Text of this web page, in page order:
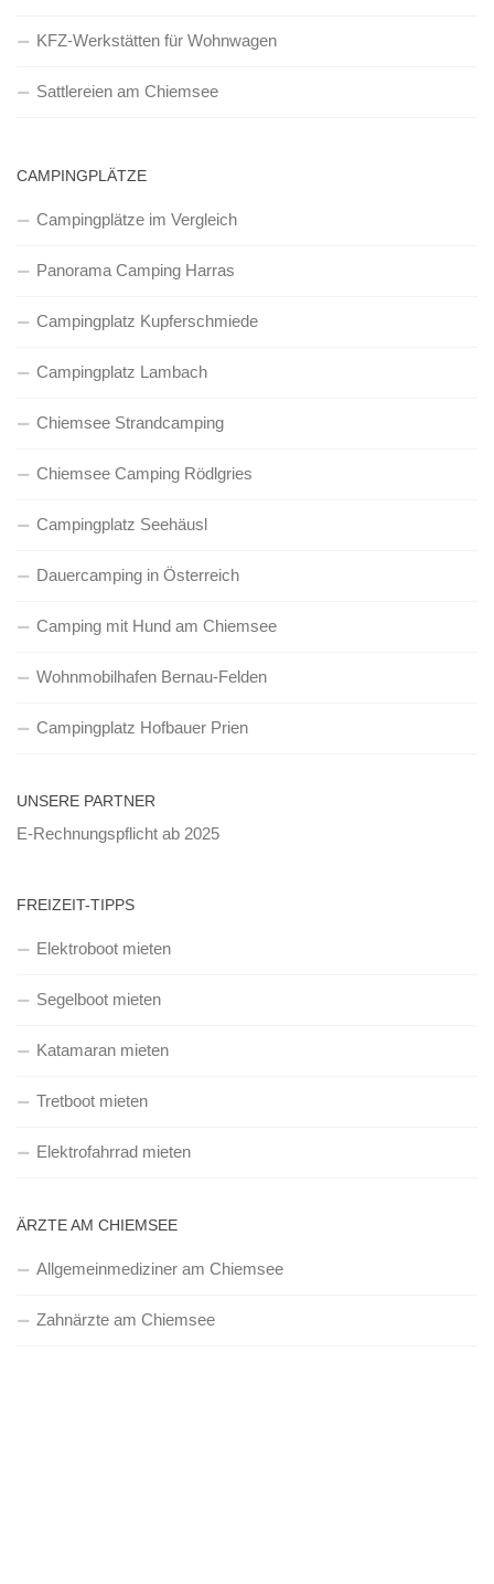
KFZ-Werkstätten für Wohnwagen
Sattlereien am Chiemsee
CAMPINGPLÄTZE
Campingplätze im Vergleich
Panorama Camping Harras
Campingplatz Kupferschmiede
Campingplatz Lambach
Chiemsee Strandcamping
Chiemsee Camping Rödlgries
Campingplatz Seehäusl
Dauercamping in Österreich
Camping mit Hund am Chiemsee
Wohnmobilhafen Bernau-Felden
Campingplatz Hofbauer Prien
UNSERE PARTNER
E-Rechnungspflicht ab 2025
FREIZEIT-TIPPS
Elektroboot mieten
Segelboot mieten
Katamaran mieten
Tretboot mieten
Elektrofahrrad mieten
ÄRZTE AM CHIEMSEE
Allgemeinmediziner am Chiemsee
Zahnärzte am Chiemsee